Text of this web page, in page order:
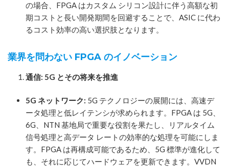
の場合、FPGA はカスタム シリコン設計に伴う高額な初
期コストと長い開発期間を回避することで、ASIC に代わ
るコスト効率の高い選択肢となります。
業界を問わない FPGA のイノベーション
通信: 5G とその将来を推進
5G ネットワーク: 5G テクノロジーの展開には、高速デ
ータ処理と低レイテンシが求められます。FPGA は 5G、
6G、NTN 基地局で重要な役割を果たし、リアルタイム
信号処理と高データ レートの効率的な処理を可能にしま
す。FPGA は再構成可能であるため、5G 標準が進化して
も、それに応じてハードウェアを更新できます。VVDN